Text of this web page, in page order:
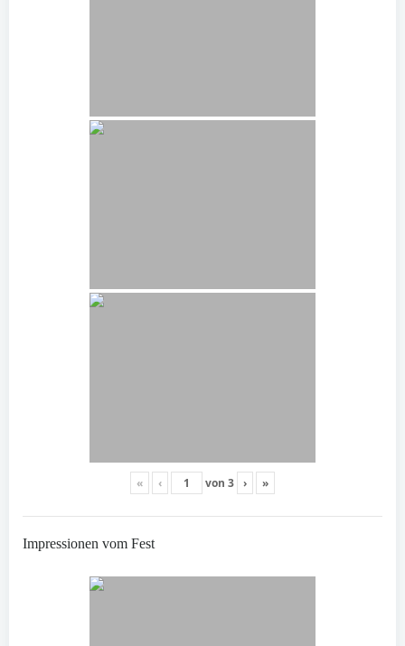
« ‹ von 3 › »
Impressionen vom Fest